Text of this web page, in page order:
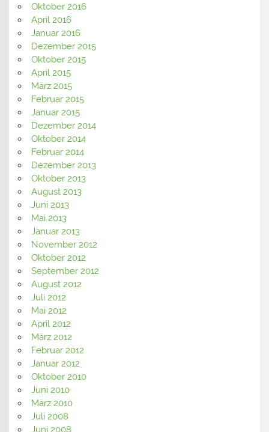
Oktober 2016
April 2016
Januar 2016
Dezember 2015
Oktober 2015
April 2015
März 2015
Februar 2015
Januar 2015
Dezember 2014
Oktober 2014
Februar 2014
Dezember 2013
Oktober 2013
August 2013
Juni 2013
Mai 2013
Januar 2013
November 2012
Oktober 2012
September 2012
August 2012
Juli 2012
Mai 2012
April 2012
März 2012
Februar 2012
Januar 2012
Oktober 2010
Juni 2010
März 2010
Juli 2008
Juni 2008